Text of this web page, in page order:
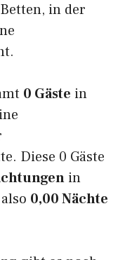
in der
0 Gäste in
Diese 0 Gäste
in
0,00 Nächte